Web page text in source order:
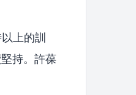
上的訓
持。許葆